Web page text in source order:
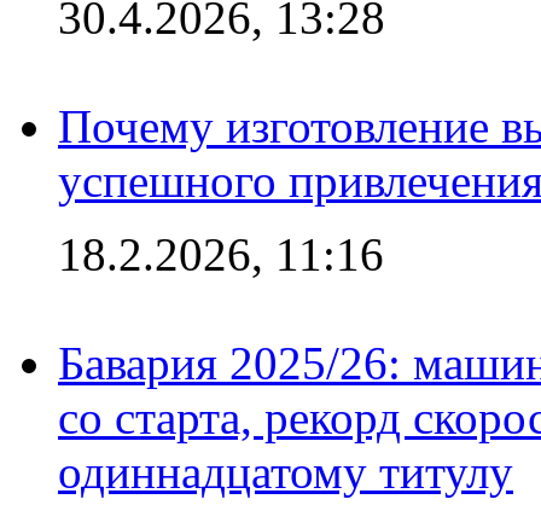
30.4.2026, 13:28
Почему изготовление
успешного
18.2.2026, 11:16
Бавария 2025/26:
со старта, рекорд
одиннадцатому титулу